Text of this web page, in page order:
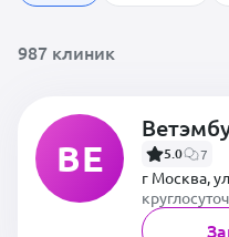
987 клиник
ВЕ 5.0 7
г Москва,